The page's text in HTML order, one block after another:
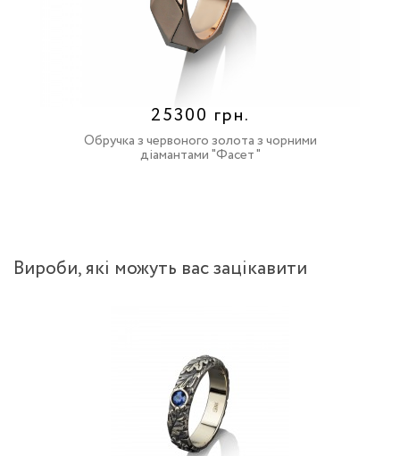
25300 грн.
Обручка з червоного золота з чорними
діамантами "Фасет"
Вироби, якi можуть вас зацiкавити